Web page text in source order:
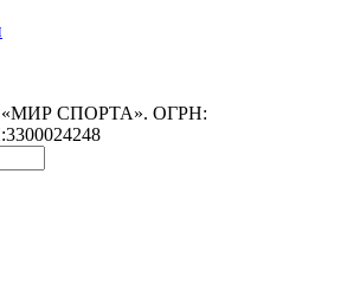
«МИР СПОРТА». ОГРН: